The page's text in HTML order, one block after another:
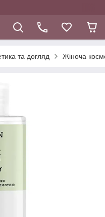
та догляд Жіноча